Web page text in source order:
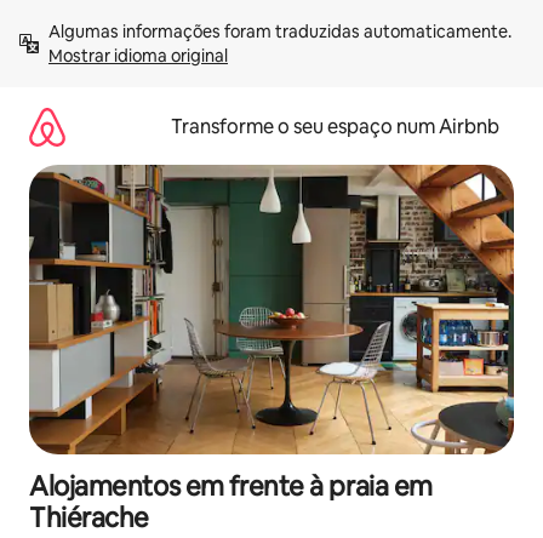
para
Mostrar idioma original
Transforme o seu espaço num Airbnb
Alojamentos em frente à praia em
Thiérache